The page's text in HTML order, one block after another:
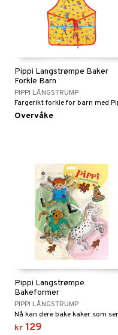
Pippi Langstrømpe Baker
Forkle Barn
PIPPI LÅNGSTRUMP
Overvåke
Pippi Langstrømpe
Bakeformer
PIPPI LÅNGSTRUMP
kr 129